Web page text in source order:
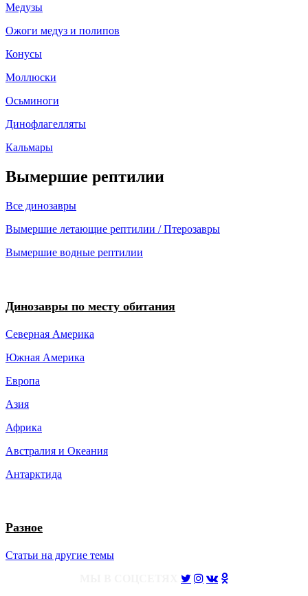
Медузы
Ожоги медуз и полипов
Конусы
Моллюски
Осьминоги
Динофлагелляты
Кальмары
Вымершие рептилии
Все динозавры
Вымершие летающие рептилии / Птерозавры
Вымершие водные рептилии
Динозавры по месту обитания
Северная Америка
Южная Америка
Европа
Азия
Африка
Австралия и Океания
Антарктида
Разное
Статьи на другие темы